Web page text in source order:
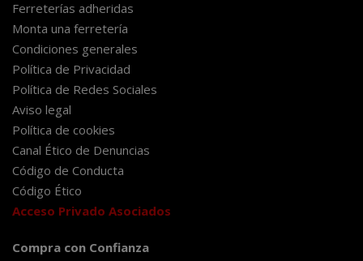
Ferreterías adheridas
Monta una ferretería
Condiciones generales
Política de Privacidad
Política de Redes Sociales
Aviso legal
Política de cookies
Canal Ético de Denuncias
Código de Conducta
Código Ético
Acceso Privado Asociados
Compra con Confianza